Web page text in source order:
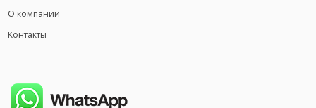
О компании
Контакты